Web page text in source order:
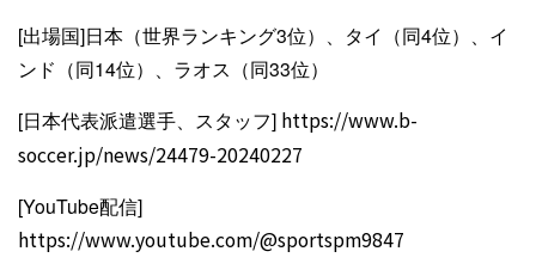
[出場国]日本（世界ランキング3位）、タイ（同4位）、イ
ンド（同14位）、ラオス（同33位）
[日本代表派遣選手、スタッフ] https://www.b-
soccer.jp/news/24479-20240227
[YouTube配信]
https://www.youtube.com/@sportspm9847